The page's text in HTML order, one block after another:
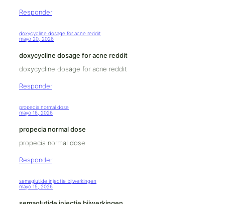
Responder
doxycycline dosage for acne reddit
mayo 20, 2026
doxycycline dosage for acne reddit
doxycycline dosage for acne reddit
Responder
propecia normal dose
mayo 16, 2026
propecia normal dose
propecia normal dose
Responder
semaglutide injectie bijwerkingen
mayo 15, 2026